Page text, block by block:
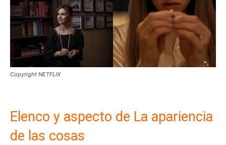
Copyright NETFLIX
Elenco y aspecto de La apariencia
de las cosas